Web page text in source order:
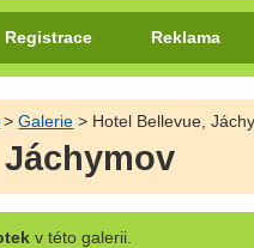
Registrace Reklama
>Galerie > Hotel Bellevue,
v této galerii.